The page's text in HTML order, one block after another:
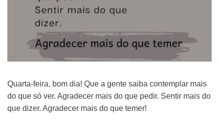
Quarta-feira, bom dia! Que a gente saiba contemplar mais
do que só ver. Agradecer mais do que pedir. Sentir mais do
que dizer. Agradecer mais do que temer!